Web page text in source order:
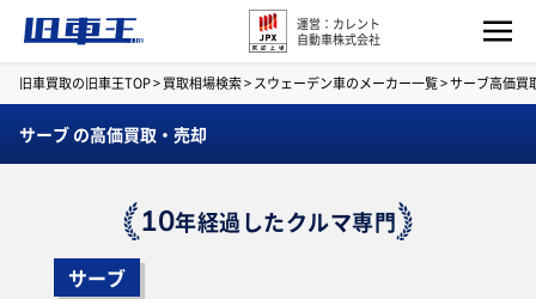
運営：カレント
自動車株式会社
旧車買取の旧車王TOP>買取相場検索> スウェーデン車のメーカー一覧>サーブ高価買
サーブ の高価買取・売却
10年経過したクルマ専門
サーブ